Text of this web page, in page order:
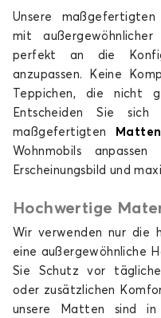
Unsere maßgefertigten
mit
perfekt an die
anzupassen. Keine
Teppichen, die nicht
Entscheiden Sie
maßgefertigten
Matten
Wohnmobils
Erscheinungsbild und
Hochwertige
Wir verwenden nur die
eine außergewöhnliche
Sie Schutz vor
oder zusätzlichen
unsere Matten sind